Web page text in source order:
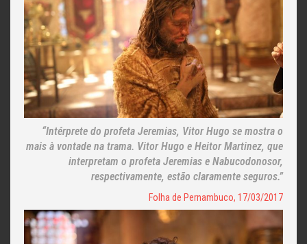
“Intérprete do profeta Jeremias, Vitor Hugo se mostra o
mais à vontade na trama. Vitor Hugo e Heitor Martinez, que
interpretam o profeta Jeremias e Nabucodonosor,
respectivamente, estão claramente seguros.”
Folha de Pernambuco, 17/03/2017